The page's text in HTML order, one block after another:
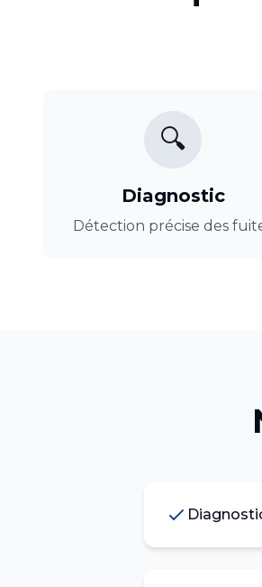
🔍
Diagnostic
Détection précise des